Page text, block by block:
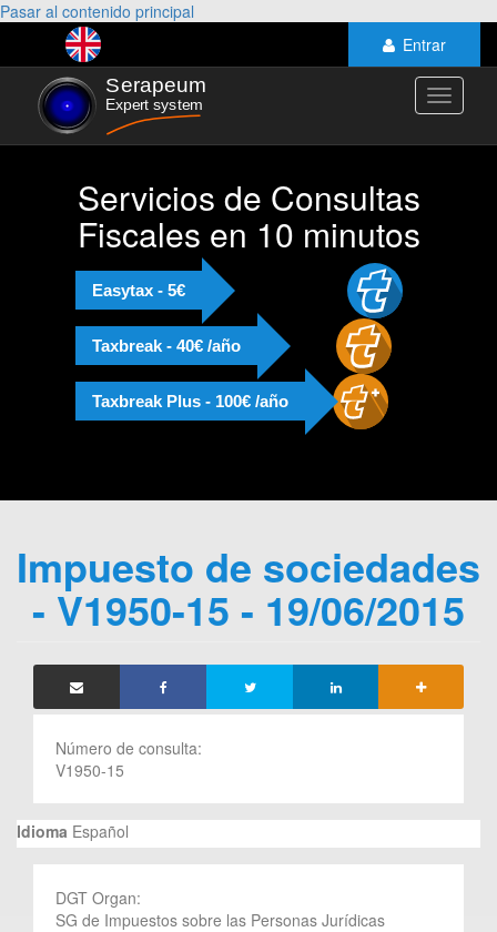
Pasar al contenido principal
Entrar
Toggle
Servicios de Consultas
Fiscales en 10 minutos
Easytax - 5€
Taxbreak - 40€ /año
Taxbreak Plus - 100€ /año
Impuesto de sociedades
- V1950-15 - 19/06/2015
Número de consulta:
V1950-15
Idioma Español
DGT Organ:
SG de Impuestos sobre las Personas Jurídicas